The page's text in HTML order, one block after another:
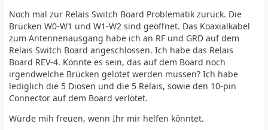
Noch mal zur Relais Switch Board Problematik zurück. Die
Brücken W0-W1 und W1-W2 sind geöffnet. Das Koaxialkabel
zum Antennenausgang habe ich an RF und GRD auf dem
Relais Switch Board angeschlossen. Ich habe das Relais
Board REV-4. Könnte es sein, das auf dem Board noch
irgendwelche Brücken gelötet werden müssen? Ich habe
lediglich die 5 Diosen und die 5 Relais, sowie den 10-pin
Connector auf dem Board verlötet.
Würde mih freuen, wenn Ihr mir helfen könntet.